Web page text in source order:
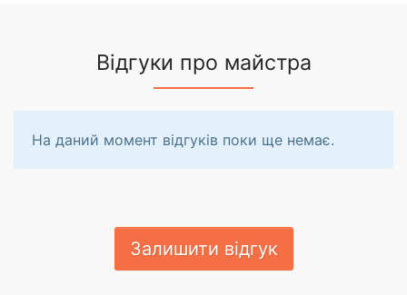
Відгуки про майстра
На даний момент відгуків поки ще немає.
Залишити відгук